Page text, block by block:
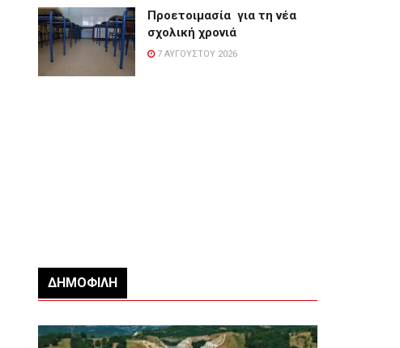
Προετοιμασία για τη νέα
σχολική χρονιά
7 ΑΥΓΟΎΣΤΟΥ 2026
ΔΗΜΟΦΙΛΉ